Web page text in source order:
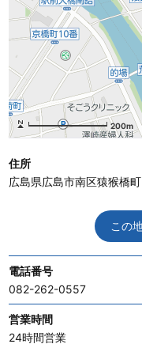
200m
住所
広島県広島市南区猿猴橋町
この
電話番号
082-262-0557
営業時間
24時間営業